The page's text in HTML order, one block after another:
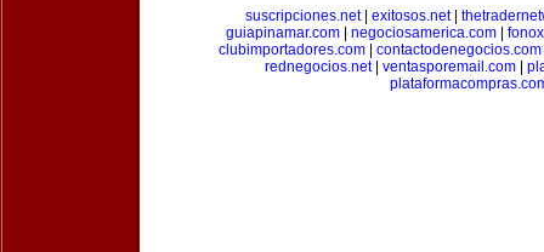
suscripciones.net| exitosos.net|
guiapinamar.com
negociosamerica.com
clubimportadores.com
contactodenegocios.com
rednegocios.net| ventasporemail.com